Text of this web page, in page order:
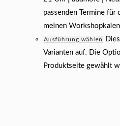
passenden Termine für
meinen
Ausführung wählen
Varianten auf. Die
Produktseite gewählt